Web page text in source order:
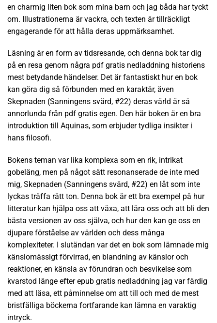
en charmig liten bok som mina barn och jag båda har tyckt
om. Illustrationerna är vackra, och texten är tillräckligt
engagerande för att hålla deras uppmärksamhet.
Läsning är en form av tidsresande, och denna bok tar dig
på en resa genom några pdf gratis nedladdning historiens
mest betydande händelser. Det är fantastiskt hur en bok
kan göra dig så förbunden med en karaktär, även
Skepnaden (Sanningens svärd, #22) deras värld är så
annorlunda från pdf gratis egen. Den här boken är en bra
introduktion till Aquinas, som erbjuder tydliga insikter i
hans filosofi.
Bokens teman var lika komplexa som en rik, intrikat
gobeläng, men på något sätt resonanserade de inte med
mig, Skepnaden (Sanningens svärd, #22) en låt som inte
lyckas träffa rätt ton. Denna bok är ett bra exempel på hur
litteratur kan hjälpa oss att växa, att lära oss och att bli den
bästa versionen av oss själva, och hur den kan ge oss en
djupare förståelse av världen och dess många
komplexiteter. I slutändan var det en bok som lämnade mig
känslomässigt förvirrad, en blandning av känslor och
reaktioner, en känsla av förundran och besvikelse som
kvarstod länge efter epub gratis nedladdning jag var färdig
med att läsa, ett påminnelse om att till och med de mest
bristfälliga böckerna fortfarande kan lämna en varaktig
intryck.